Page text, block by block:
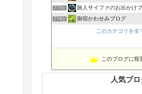
273位 旅人サイファのお出かけ
274位 御宿かわせみブログ
このカテゴリを全
このブログに投
人気ブ